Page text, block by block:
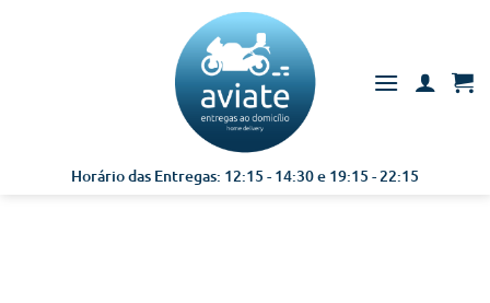
Horário das Entregas: 12:15 - 14:30 e 19:15 - 22:15